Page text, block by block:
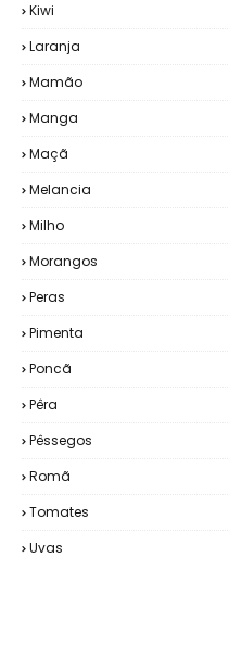
Kiwi
Laranja
Mamão
Manga
Maçã
Melancia
Milho
Morangos
Peras
Pimenta
Poncã
Pêra
Pêssegos
Romã
Tomates
Uvas